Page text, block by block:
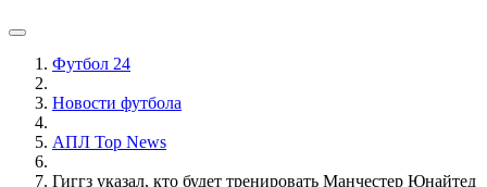
Футбол 24
Новости футбола
АПЛ Top News
Гиггз указал, кто будет тренировать Манчестер Юнайтед